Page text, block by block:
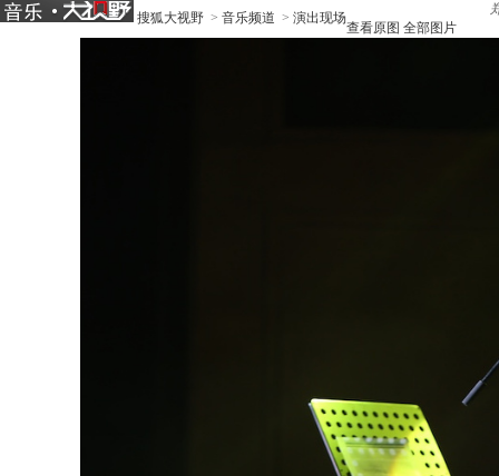
搜狐大视野 > 音乐频道 > 演出现场
查看原图 全部图片